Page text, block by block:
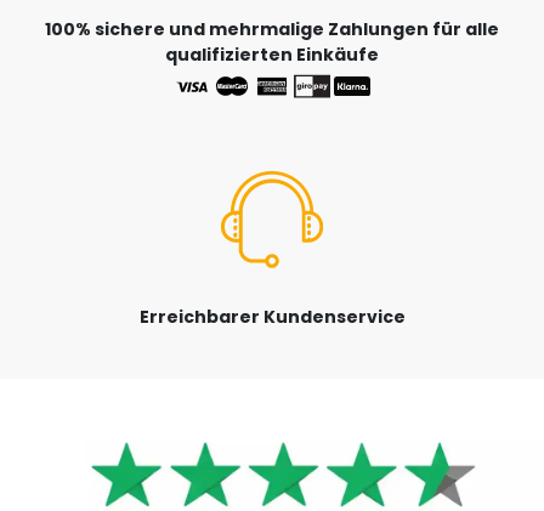
100% sichere und mehrmalige Zahlungen für alle
qualifizierten Einkäufe
Erreichbarer Kundenservice